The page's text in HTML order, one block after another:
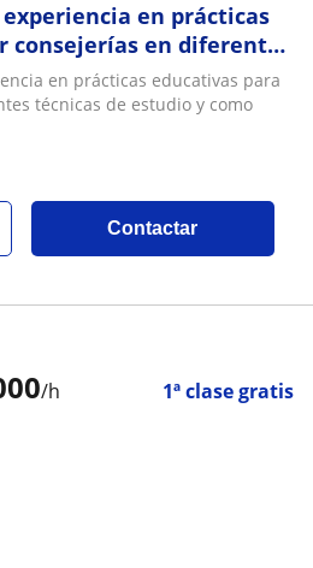
en prácticas
consejerías en diferentes
y como aplicarlas
en prácticas educativas para
técnicas de estudio y como
Contactar
/h 1ª clase gratis